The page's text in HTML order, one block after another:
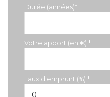
Durée (années)*
Votre apport (en €) *
Taux d'emprunt (%) *